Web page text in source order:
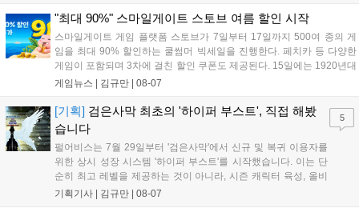
원 증정한다. 또한 9월 30일까지 공식 유튜브에서 특별 프로그램을 시청
"최대 90%" 스마일게이트 스토브 여름 할인 시작
스마일게이트 게임 플랫폼 스토브가 7일부터 17일까지 500여 종의 게
임을 최대 90% 할인하는 쿨썸머 빅세일을 진행한다. 페치카 등 다양한
게임이 포함되며 3차에 걸친 할인 쿠폰도 제공된다. 15일에는 1920년대
경성 배경의 신작 그날의 신문이 출시되며, 15일부터 17일까지는 국내
은 공식 페이지에서 확인 가능하다....
게임뉴스 | 김규만 | 08-07
[기획] 검은사막 최초의 '하이퍼 부스트', 직접 해봤
습니다
펄어비스는 7월 29일부터 '검은사막'에서 신규 및 복귀 이용자를
위한 상시 성장 시스템 '하이퍼 부스트'를 시작했습니다. 이는 단
순히 최고 레벨을 제공하는 것이 아니라, 시즌 캐릭터 육성, 올비
아 아카데미 수료, 아침의 나라 설화 진행 등 4단계 과정을 통해
기획기사 | 김규만 | 08-07
5